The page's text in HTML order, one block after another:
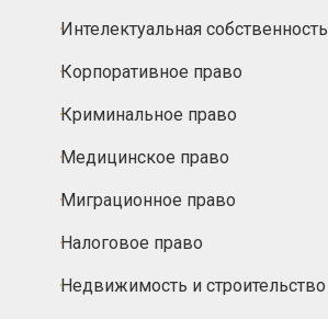
Интелектуальная собственность
Корпоративное право
Криминальное право
Медицинское право
Миграционное право
Налоговое право
Недвижимость и строительство